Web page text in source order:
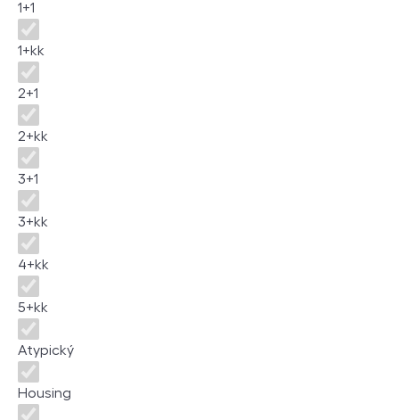
1+1
1+kk
2+1
2+kk
3+1
3+kk
4+kk
5+kk
Atypický
Housing